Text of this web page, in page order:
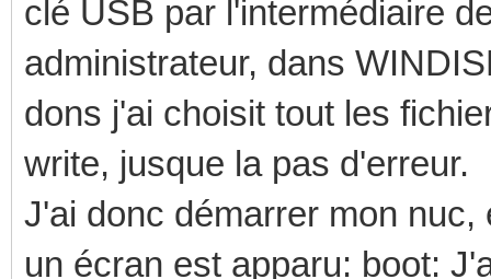
clé USB par l'intermédiaire
administrateur, dans
dons j'ai choisit tout les
write, jusque la pas d'erreur.
J'ai donc démarrer mon
un écran est apparu: boot: